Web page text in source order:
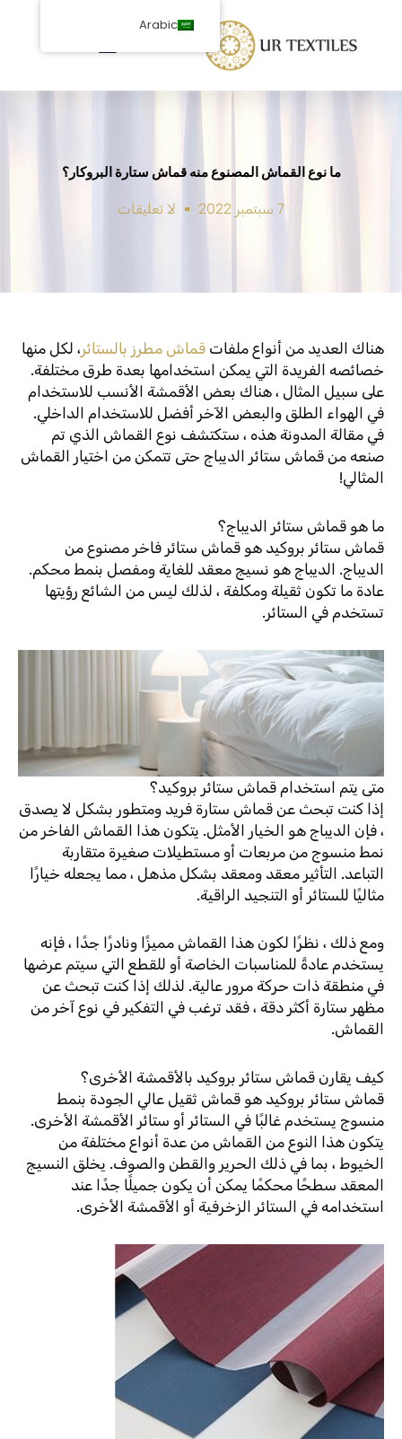
المحتوى
ما نوع القماش المصنوع منه قماش ستارة البروكار؟
7 سبتمبر 2022 لا تعليقات
هناك العديد من أنواع ملفات قماش مطرز بالستائر، لكل منها
خصائصه الفريدة التي يمكن استخدامها بعدة طرق مختلفة.
على سبيل المثال ، هناك بعض الأقمشة الأنسب للاستخدام
في الهواء الطلق والبعض الآخر أفضل للاستخدام الداخلي.
في مقالة المدونة هذه ، ستكتشف نوع القماش الذي تم
صنعه من قماش ستائر الديباج حتى تتمكن من اختيار القماش
المثالي!
ما هو قماش ستائر الديباج؟
قماش ستائر بروكيد هو قماش ستائر فاخر مصنوع من
الديباج. الديباج هو نسيج معقد للغاية ومفصل بنمط محكم.
عادة ما تكون ثقيلة ومكلفة ، لذلك ليس من الشائع رؤيتها
تستخدم في الستائر.
متى يتم استخدام قماش ستائر بروكيد؟
إذا كنت تبحث عن قماش ستارة فريد ومتطور بشكل لا يصدق
، فإن الديباج هو الخيار الأمثل. يتكون هذا القماش الفاخر من
نمط منسوج من مربعات أو مستطيلات صغيرة متقاربة
التباعد. التأثير معقد ومعقد بشكل مذهل ، مما يجعله خيارًا
مثاليًا للستائر أو التنجيد الراقية.
ومع ذلك ، نظرًا لكون هذا القماش مميزًا ونادرًا جدًا ، فإنه
يستخدم عادةً للمناسبات الخاصة أو للقطع التي سيتم عرضها
في منطقة ذات حركة مرور عالية. لذلك إذا كنت تبحث عن
مظهر ستارة أكثر دقة ، فقد ترغب في التفكير في نوع آخر من
القماش.
كيف يقارن قماش ستائر بروكيد بالأقمشة الأخرى؟
قماش ستائر بروكيد هو قماش ثقيل عالي الجودة بنمط
منسوج يستخدم غالبًا في الستائر أو ستائر الأقمشة الأخرى.
يتكون هذا النوع من القماش من عدة أنواع مختلفة من
الخيوط ، بما في ذلك الحرير والقطن والصوف. يخلق النسيج
المعقد سطحًا محكمًا يمكن أن يكون جميلًا جدًا عند
استخدامه في الستائر الزخرفية أو الأقمشة الأخرى.
Arabic